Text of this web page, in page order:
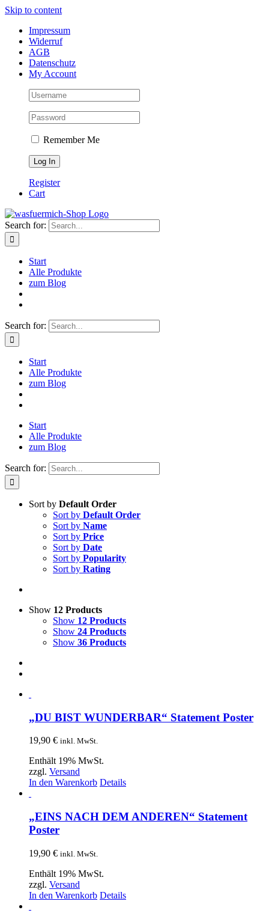
Skip to content
Impressum
Widerruf
AGB
Datenschutz
My Account
Remember Me
Register
Cart
Search for:
Start
Alle Produkte
zum Blog
Search for:
Start
Alle Produkte
zum Blog
Start
Alle Produkte
zum Blog
Search for:
Sort by Default Order
Sort by Default Order
Sort by Name
Sort by Price
Sort by Date
Sort by Popularity
Sort by Rating
Show 12 Products
Show 12 Products
Show 24 Products
Show 36 Products
„DU BIST WUNDERBAR“ Statement Poster
19,90 € inkl. MwSt.
Enthält 19% MwSt.
zzgl. Versand
In den Warenkorb Details
„EINS NACH DEM ANDEREN“ Statement
Poster
19,90 € inkl. MwSt.
Enthält 19% MwSt.
zzgl. Versand
In den Warenkorb Details